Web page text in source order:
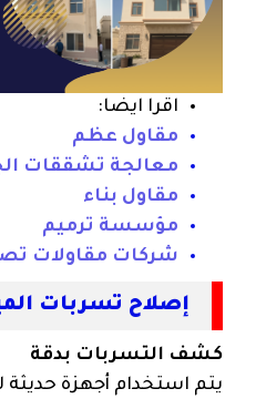
اقرا ايضا:
مقاول عظم
معالجة تشققات
مقاول بناء
مؤسسة ترميم
شركات مقاولات
إصلاح تسربات
كشف التسربات بدقة
يتم استخدام أجهزة